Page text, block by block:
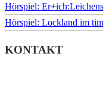
Hörspiel:
Hörspiel: Lockland im
KONTAKT